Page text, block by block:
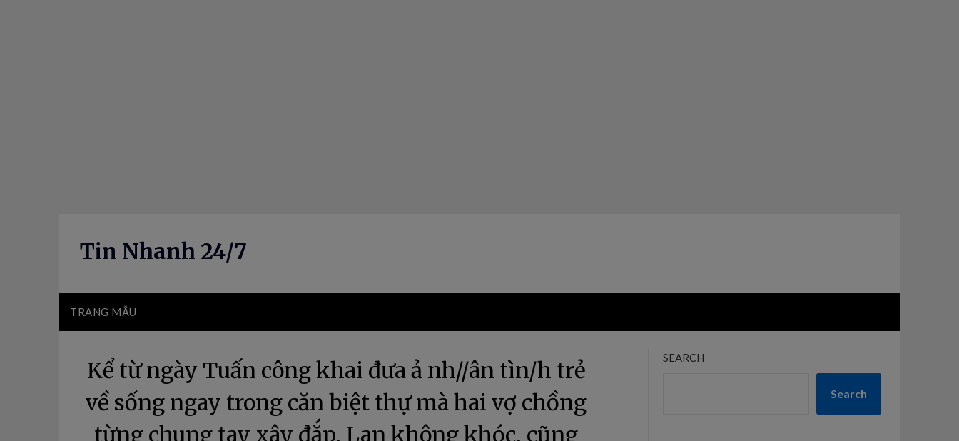
Tin Nhanh 24/7
TRANG MẪU
Kể từ ngày Tuấn công khai đưa ả nh//ân tìn/h trẻ
về sống ngay trong căn biệt thự mà hai vợ chồng
từng chung tay xây đắp, Lan không khóc, cũng
SEARCH
Search